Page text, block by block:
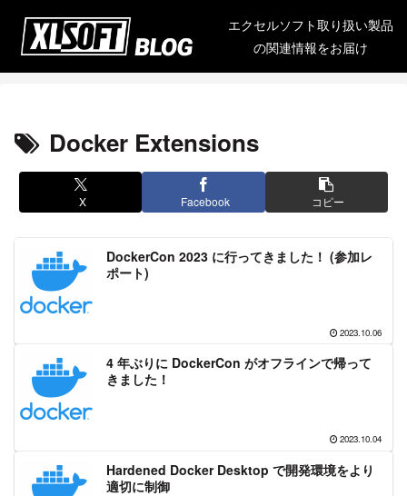
エクセルソフト取り扱い製品
の関連情報をお届け
Docker Extensions
X Facebook コピー
DockerCon 2023 に行ってきました！ (参加レ
ポート)
2023.10.06
4 年ぶりに DockerCon がオフラインで帰って
きました！
2023.10.04
Hardened Docker Desktop で開発環境をより
適切に制御